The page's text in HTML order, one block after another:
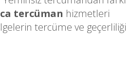
tercüman hizmetleri
tercüme ve geçerliliği